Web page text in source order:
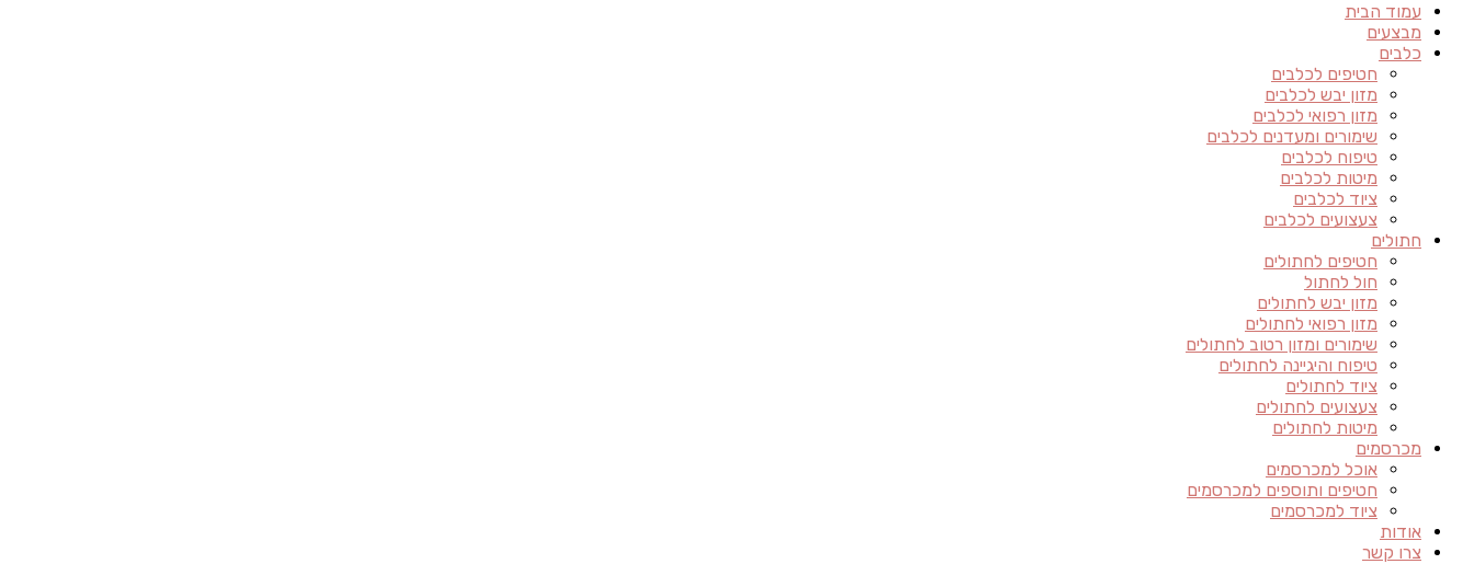
עמוד הבית
מבצעים
כלבים
חטיפים לכלבים
מזון יבש לכלבים
מזון רפואי לכלבים
שימורים ומעדנים לכלבים
טיפוח לכלבים
מיטות לכלבים
ציוד לכלבים
צעצועים לכלבים
חתולים
חטיפים לחתולים
חול לחתול
מזון יבש לחתולים
מזון רפואי לחתולים
שימורים ומזון רטוב לחתולים
טיפוח והיגיינה לחתולים
ציוד לחתולים
צעצועים לחתולים
מיטות לחתולים
מכרסמים
אוכל למכרסמים
חטיפים ותוספים למכרסמים
ציוד למכרסמים
אודות
צרו קשר